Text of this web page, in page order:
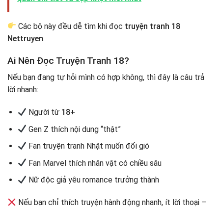
Các bộ này đều dễ tìm khi đọc truyện tranh 18
Nettruyen.
Ai Nên Đọc Truyện Tranh 18?
Nếu bạn đang tự hỏi mình có hợp không, thì đây là câu trả
lời nhanh:
Người từ 18+
Gen Z thích nội dung “thật”
Fan truyện tranh Nhật muốn đổi gió
Fan Marvel thích nhân vật có chiều sâu
Nữ độc giả yêu romance trưởng thành
Nếu bạn chỉ thích truyện hành động nhanh, ít lời thoại –